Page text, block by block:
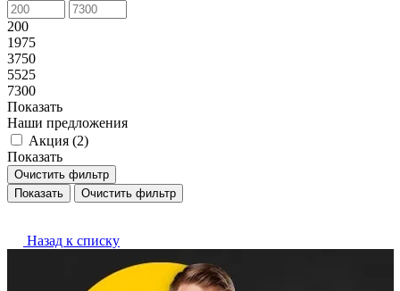
200
1975
3750
5525
7300
Показать
Наши предложения
Акция (2)
Показать
Очистить фильтр
Очистить фильтр
Назад к списку